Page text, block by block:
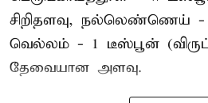
சிறிதளவு, நல்லெண்ணெய் -
வெல்லம் - 1 டீஸ்பூன்
தேவையான அளவு.